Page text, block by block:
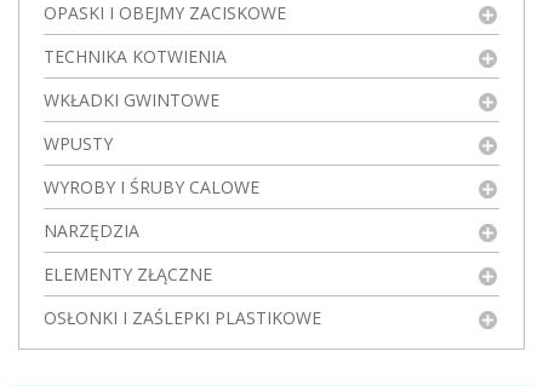
OPASKI I OBEJMY ZACISKOWE
TECHNIKA KOTWIENIA
WKŁADKI GWINTOWE
WPUSTY
WYROBY I ŚRUBY CALOWE
NARZĘDZIA
ELEMENTY ZŁĄCZNE
OSŁONKI I ZAŚLEPKI PLASTIKOWE